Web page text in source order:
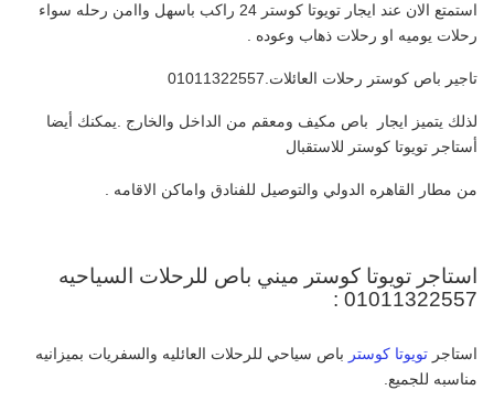
استمتع الان عند ايجار تويوتا كوستر 24 راكب باسهل واامن رحله سواء
رحلات يوميه او رحلات ذهاب وعوده .
تاجير باص كوستر رحلات العائلات.01011322557
لذلك يتميز ايجار باص مكيف ومعقم من الداخل والخارج .يمكنك أيضا
أستاجر تويوتا كوستر للاستقبال
من مطار القاهره الدولي والتوصيل للفنادق واماكن الاقامه .
استاجر تويوتا كوستر ميني باص للرحلات السياحيه
01011322557 :
استاجر تويوتا كوستر باص سياحي للرحلات العائليه والسفريات بميزانيه
مناسبه للجميع.